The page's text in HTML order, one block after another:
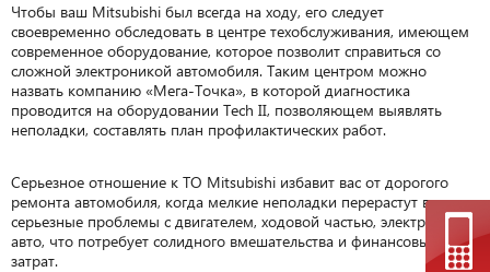
Чтобы ваш Mitsubishi был всегда на ходу, его следует
своевременно обследовать в центре техобслуживания, имеющем
современное оборудование, которое позволит справиться со
сложной электроникой автомобиля. Таким центром можно
назвать компанию «Мега-Точка», в которой диагностика
проводится на оборудовании Tech II, позволяющем выявлять
неполадки, составлять план профилактических работ.
Серьезное отношение к ТО Mitsubishi избавит вас от дорогого
ремонта автомобиля, когда мелкие неполадки перерастут в
серьезные проблемы с двигателем, ходовой частью, электроникой
авто, что потребует солидного вмешательства и финансовых
затрат.